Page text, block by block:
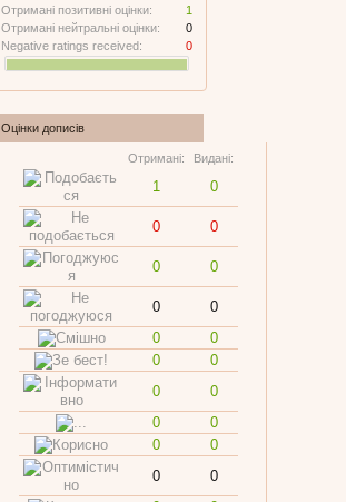
Отримані позитивні оцінки:
1
Отримані нейтральні оцінки:
0
Negative ratings received:
0
Оцінки дописів
Отримані: Видані:
1 0
0 0
0 0
0
0
0
0
0
0
0
0
0
0
0
0
0
0